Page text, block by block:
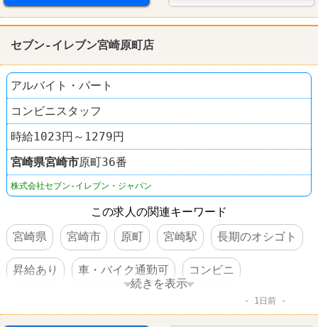
セブン-イレブン宮崎原町店
アルバイト・パート
コンビニスタッフ
時給1023円～1279円
宮崎県宮崎市原町36番
株式会社セブン-イレブン・ジャパン
この求人の関連キーワード
宮崎県
宮崎市 原町 宮崎駅 長期のオシゴト
昇給あり 車・バイク通勤可 コンビニ
続きを表示
1日前